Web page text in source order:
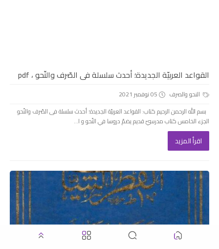
القواعد العربيّة الجديدة؛ أحدث سلسلة فى الصّرف والنّحو ، pdf
النحو والصرف
05 نوفمبر 2021
بسم الله الرحمن الرحيم كتاب: القواعد العربيّة الجديدة؛ أحدث سلسلة فى الصّرف والنّحو
الجزء الخامس كتاب مدرسيّ قديم يضمّ دروسا في النّحو و ا...
اقرأ المزيد